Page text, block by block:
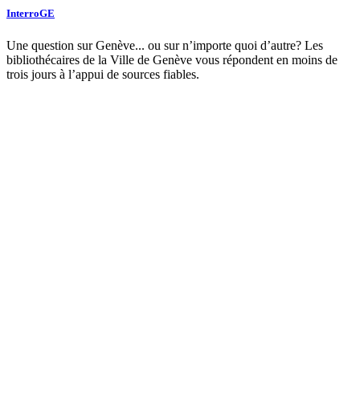
InterroGE
Une question sur Genève... ou sur n’importe quoi d’autre? Les
bibliothécaires de la Ville de Genève vous répondent en moins de
trois jours à l’appui de sources fiables.